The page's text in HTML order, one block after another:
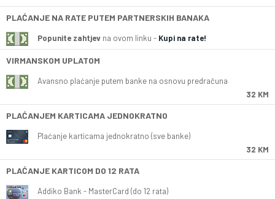
PLAĆANJE NA RATE PUTEM PARTNERSKIH BANAKA
Popunite zahtjev na ovom linku - Kupi na rate!
VIRMANSKOM UPLATOM
Avansno plaćanje putem banke na osnovu predračuna
32 KM
PLAĆANJEM KARTICAMA JEDNOKRATNO
Plaćanje karticama jednokratno (sve banke)
32 KM
PLAĆANJE KARTICOM DO 12 RATA
Addiko Bank - MasterCard (do 12 rata)